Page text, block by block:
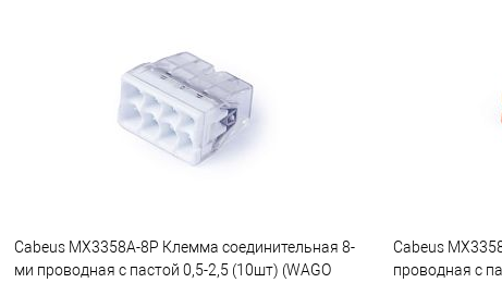
Купить в 1 клик
Сравнение
Cabeus MX3358A-8P Клемма соединительная 8-
ми проводная с пастой 0,5-2,5 (10шт) (WAGO
Cabeus
проводная с